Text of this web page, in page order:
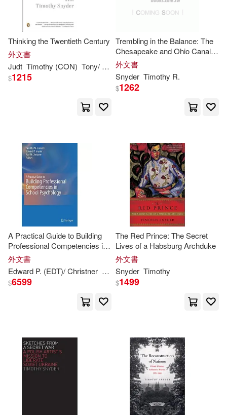
Timothy (NA)(1)
Timothy A.(1)
Timothy A./ Snyder(1)
Timothy K.(1)
Victor/ Ignashev(1)
Thinking the Twentieth Century
外文書
Judt Timothy (CON) Tony/ Snyder
$1215
Trembling in the Balance: The
Chesapeake and Ohio Canal
During the Civil War
外文書
Snyder Timothy R.
$1262
A Practical Guide to Building
Professional Competencies in
School Psychology
外文書
Edward P. (EDT)/ Christner Lionetti Ray W. (EDT)
$6599
The Red Prince: The Secret
Lives of a Habsburg Archduke
外文書
Snyder Timothy
$1499